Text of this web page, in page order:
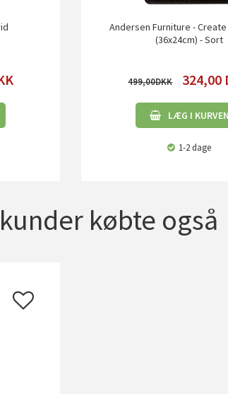
Andersen Furniture - Create
(36x24cm) - Sort
499,00 324,00
LÆG I KURVEN
1-2 dage
købte også